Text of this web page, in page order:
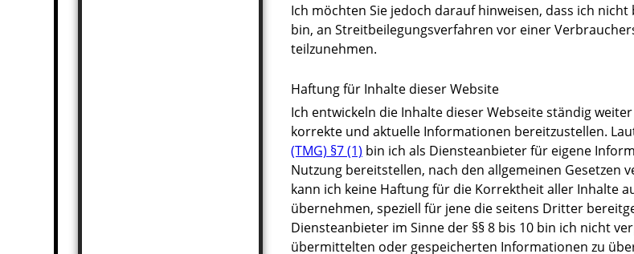
Ich möchten Sie jedoch darauf hinweisen, dass ich
bin, an Streitbeilegungsverfahren vor einer
teilzunehmen.
Haftung für Inhalte dieser Website
Ich entwickeln die Inhalte dieser Webseite ständig
korrekte und aktuelle Informationen bereitzustellen.
(TMG) §7 (1) bin ich als Diensteanbieter für eigene
Nutzung bereitstellen, nach den allgemeinen Gesetzen
kann ich keine Haftung für die Korrektheit aller Inhalte
übernehmen, speziell für jene die seitens Dritter
Diensteanbieter im Sinne der §§ 8 bis 10 bin ich nicht
übermittelten oder gespeicherten Informationen zu